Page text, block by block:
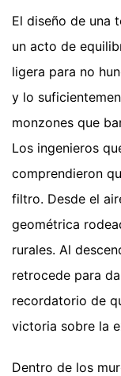
El diseño de una
un acto de
ligera para no
y lo
monzones que
Los ingenieros
comprendieron
filtro. Desde el
geométrica
rurales. Al
retrocede para
recordatorio de
victoria sobre la
Dentro de los